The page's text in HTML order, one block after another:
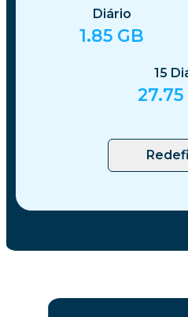
Diário
1.85 GB
15
27.75